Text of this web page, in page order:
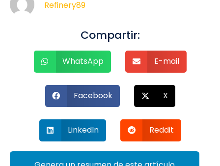
Refinery89
Compartir:
WhatsApp E-mail
Facebook X
LinkedIn Reddit